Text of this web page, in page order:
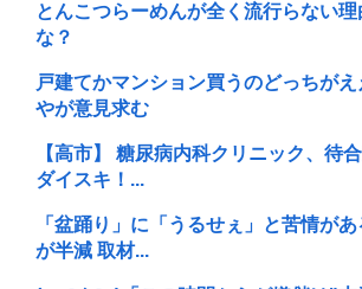
とんこつらーめんが全く流行らない
な？
戸建てかマンション買うのどっちが
やが意見求む
【高市】 糖尿病内科クリニック、待
ダイスキ！...
「盆踊り」に「うるせぇ」と苦情が
が半減 取材...